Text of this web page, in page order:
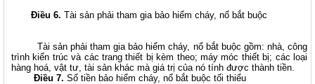
Điều 6. Tài sản phải tham gia bảo hiểm cháy, nổ bắt buộc
Tài sản phải tham gia bảo hiểm cháy, nổ bắt buộc gồm: nhà, công
trình kiến trúc và các trang thiết bị kèm theo; máy móc thiết bị; các loại
hàng hoá, vật tư, tài sản khác mà giá trị của nó tính được thành tiền.
Điều 7. Số tiền bảo hiểm cháy, nổ bắt buộc tối thiểu